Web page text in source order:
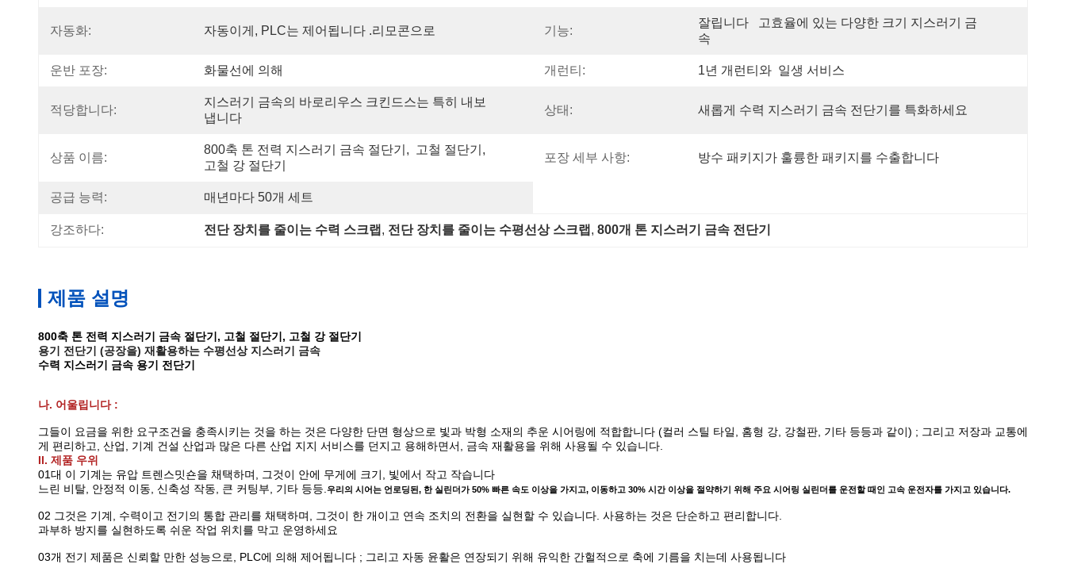
자동화: 자동이게, PLC는 제어됩니다 .리모콘으로 기능:
잘립니다   고효율에 있는 다양한 크기 지스러기 금
속
운반 포장: 화물선에 의해 개런티: 1년 개런티와  일생 서비스
적당합니다:
지스러기 금속의 바로리우스 크킨드스는 특히 내보
냅니다
상태: 새롭게 수력 지스러기 금속 전단기를 특화하세요
상품 이름:
800축 톤 전력 지스러기 금속 절단기,  고철 절단기,
고철 강 절단기
포장 세부 사항: 방수 패키지가 훌륭한 패키지를 수출합니다
공급 능력: 매년마다 50개 세트
강조하다: 전단 장치를 줄이는 수력 스크랩 , 전단 장치를 줄이는 수평선상 스크랩 , 800개 톤 지스러기 금속 전단기
제품 설명
800축 톤 전력 지스러기 금속 절단기, 고철 절단기, 고철 강 절단기
용기 전단기 (공장을) 재활용하는 수평선상 지스러기 금속
수력 지스러기 금속 용기 전단기
나. 어울립니다 :
그들이 요금을 위한 요구조건을 충족시키는 것을 하는 것은 다양한 단면 형상으로 빛과 박형 소재의 추운 시어링에 적합합니다 (컬러 스틸 타일, 홈형 강, 강철판, 기타 등등과 같이) ; 그리고 저장과 교통에
게 편리하고, 산업, 기계 건설 산업과 많은 다른 산업 지지 서비스를 던지고 용해하면서, 금속 재활용을 위해 사용될 수 있습니다.
II. 제품 우위
01대 이 기계는 유압 트렌스밋숀을 채택하며, 그것이 안에 무게에 크기, 빛에서 작고 작습니다
느린 비탈, 안정적 이동, 신축성 작동, 큰 커팅부, 기타 등등. 우리의 시어는 언로딩된, 한 실린더가 50% 빠른 속도 이상을 가지고, 이동하고 30% 시간 이상을 절약하기 위해 주요 시어링 실린더를 운전할 때인 고속 운전자를 가지고 있습니다.
02 그것은 기계, 수력이고 전기의 통합 관리를 채택하며, 그것이 한 개이고 연속 조치의 전환을 실현할 수 있습니다. 사용하는 것은 단순하고 편리합니다.
과부하 방지를 실현하도록 쉬운 작업 위치를 막고 운영하세요
03개 전기 제품은 신뢰할 만한 성능으로, PLC에 의해 제어됩니다 ; 그리고 자동 윤활은 연장되기 위해 유익한 간헐적으로 축에 기름을 치는데 사용됩니다